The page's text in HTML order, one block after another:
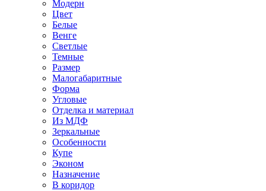
Модерн
Цвет
Белые
Венге
Светлые
Темные
Размер
Малогабаритные
Форма
Угловые
Отделка и материал
Из МДФ
Зеркальные
Особенности
Купе
Эконом
Назначение
В коридор